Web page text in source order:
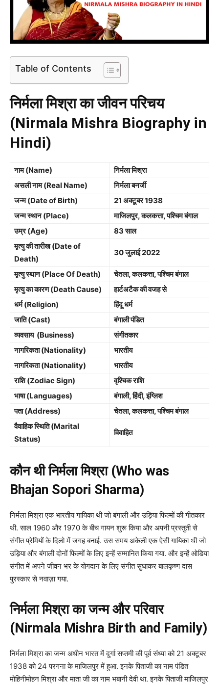
Table of Contents
निर्मला मिश्रा का जीवन परिचय
(Nirmala Mishra Biography in
Hindi)
नाम (Name)
निर्मला मिश्रा
असली नाम (Real Name)
निर्मला बनर्जी
जन्म (Date of Birth)
21 अक्टूबर 1938
जन्म स्थान (Place)
माजिलपुर, कलकत्ता, पश्चिम बंगाल
उम्र (Age)
83 साल
मृत्यु की तारीख (Date of
Death)
30 जुलाई 2022
मृत्यु स्थान (Place Of Death)
चेतला, कलकत्ता, पश्चिम बंगाल
मृत्यु का कारण (Death Cause)
हार्टअटैक की वजह से
धर्म (Religion)
हिंदू धर्म
जाति (Cast)
बंगाली पंडित
व्यवसाय (Business)
संगीतकार
नागरिकता (Nationality)
भारतीय
नागरिकता (Nationality)
भारतीय
राशि (Zodiac Sign)
वृश्चिक राशि
भाषा (Languages)
बंगाली, हिंदी, इंग्लिश
पता (Address)
चेतला, कलकत्ता, पश्चिम बंगाल
वैवाहिक स्थिति (Marital
Status)
विवाहित
कौन थी निर्मला मिश्रा (Who was
Bhajan Sopori Sharma)
निर्मला मिश्रा एक भारतीय गायिका थी जो बंगाली और उड़िया फिल्मों की गीतकार
थी. साल 1960 और 1970 के बीच गायन शुरू किया और अपनी प्रस्तुती से
संगीत प्रेमियों के दिलो में जगह बनाई. उस समय अकेली एक ऐसी गायिका थी जो
उड़िया और बंगाली दोनों फिल्मों के लिए इन्हें सम्मानित किया गया. और इन्हें ओडिया
संगीत में अपने जीवन भर के योगदान के लिए संगीत सुधाकर बालकृष्ण दास
पुरस्कार से नवाज़ा गया.
निर्मला मिश्रा का जन्म और परिवार
(Nirmala Mishra Birth and Family)
निर्मला मिश्रा का जन्म अधीन भारत में दुर्गा सप्तमी की पूर्व संध्या को 21 अक्टूबर
1938 को 24 परगना के माजिलपुर में हुआ. इनके पिताजी का नाम पंडित
मोहिनीमोहन मिश्रा और माता जी का नाम भबानी देवी था. इनके पिताजी माजिलपुर